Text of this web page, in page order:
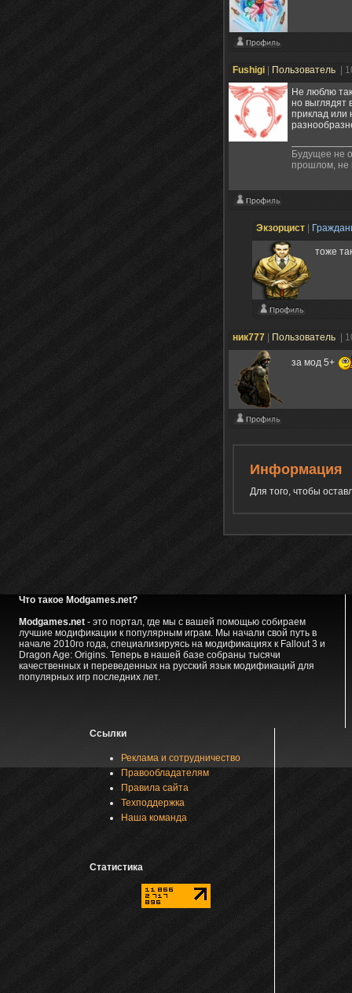
Fushigi Пользователь
|
Не люблю
но выглядят
приклад или
Будущее не
прошлом, не
Экзорцист
тоже
ник777 Пользователь |
за мод 5+
Информация
Для того, чтобы
Что такое Modgames.net?
Modgames.net- это портал, где мы с вашей помощью собираем
лучшие модификации к популярным играм. Мы начали свой путь в
начале 2010го года, специализируясь на модификациях к Fallout 3 и
Dragon Age: Origins. Теперь в нашей базе собраны тысячи
качественных и переведенных на русский язык модификаций для
популярных игр последних лет.
Ссылки
Реклама и сотрудничество
Правообладателям
Правила сайта
Техподдержка
Наша команда
Статистика